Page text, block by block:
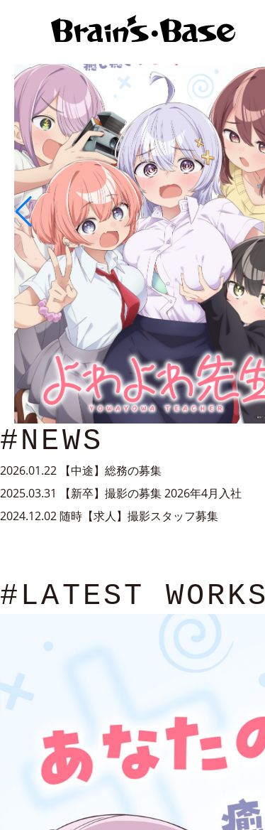
#NEWS
2026.01.22
【中途】総務の募集
2025.03.31
【新卒】撮影の募集 2026年4月入社
2024.12.02随時【求人】撮影スタッフ募集
#LATEST WORKS